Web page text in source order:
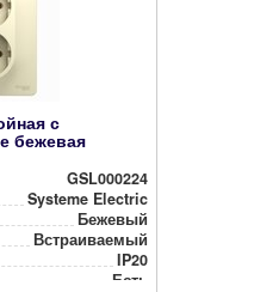
с
бежевая
GSL000224
Systeme Electric
Бежевый
Встра­ива­емый
IP20
Есть